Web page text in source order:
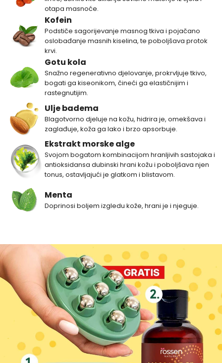
otapa masnoće.
Kofein
Podstiče sagorijevanje masnog tkiva i pojačano
oslobađanje masnih kiselina, te poboljšava protok
krvi.
Gotu kola
Snažno regenerativno djelovanje, prokrvljuje tkivo,
bogati ga kiseonikom, čineći ga elastičnijim i
rastegnutijim.
Ulje badema
Blagotvorno djeluje na kožu, hidrira je, omekšava i
zaglađuje, koža ga lako i brzo apsorbuje.
Ekstrakt morske alge
Svojom bogatom kombinacijom hranljivih sastojaka i
antioksidansa dubinski hrani kožu i poboljšava njen
tonus, ostavljajući je glatkom i blistavom.
Menta
Doprinosi boljem izgledu kože, hrani je i njeguje.